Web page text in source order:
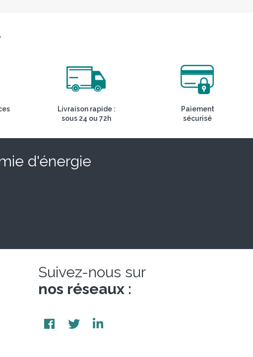
Livraison rapide :
sous 24 ou 72h
Paiement
sécurisé
d'énergie
Suivez-nous sur
nos réseaux :